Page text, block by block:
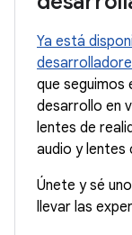
Ya está
que seguimos
desarrollo en
lentes de
audio y lentes
Únete y sé
llevar las